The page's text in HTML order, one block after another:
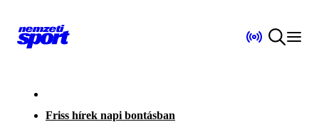
Friss hírek napi bontásban